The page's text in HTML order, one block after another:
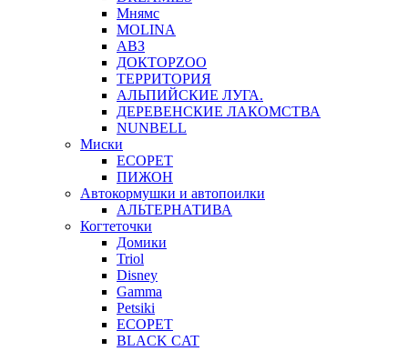
Мнямс
MOLINA
АВЗ
ДОКТОРZOO
ТЕРРИТОРИЯ
АЛЬПИЙСКИЕ ЛУГА.
ДЕРЕВЕНСКИЕ ЛАКОМСТВА
NUNBELL
Миски
ECOPET
ПИЖОН
Автокормушки и автопоилки
АЛЬТЕРНАТИВА
Когтеточки
Домики
Triol
Disney
Gamma
Petsiki
ECOPET
BLACK CAT